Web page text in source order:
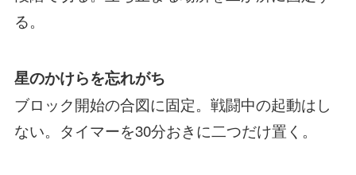
る。
星のかけらを忘れがち
ブロック開始の合図に固定。戦闘中の起動はし
ない。タイマーを30分おきに二つだけ置く。